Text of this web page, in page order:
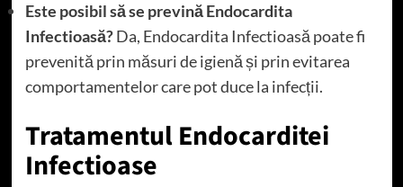
Este posibil să se prevină Endocardita
Infectioasă?Da, Endocardita Infectioasă poate fi
prevenită prin măsuri de igienă și prin evitarea
comportamentelor care pot duce la infecții.
Tratamentul Endocarditei
Infectioase